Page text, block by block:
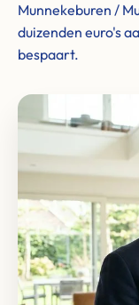
Munnekeburen /
duizenden euro's
bespaart.